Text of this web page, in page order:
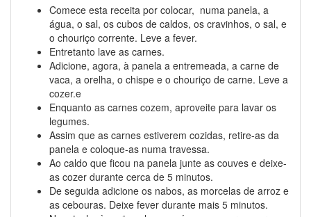
Comece esta receita por colocar, numa panela, a
água, o sal, os cubos de caldos, os cravinhos, o sal, e
o chouriço corrente. Leve a fever.
Entretanto lave as carnes.
Adicione, agora, à panela a entremeada, a carne de
vaca, a orelha, o chispe e o chouriço de carne. Leve a
cozer.e
Enquanto as carnes cozem, aproveite para lavar os
legumes.
Assim que as carnes estiverem cozidas, retire-as da
panela e coloque-as numa travessa.
Ao caldo que ficou na panela junte as couves e deixe-
as cozer durante cerca de 5 minutos.
De seguida adicione os nabos, as morcelas de arroz e
as cebouras. Deixe fever durante mais 5 minutos.